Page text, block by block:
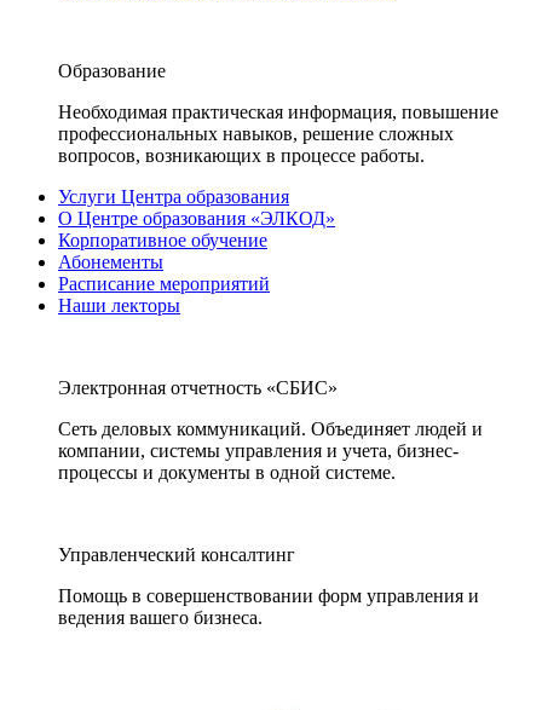
Образование
Необходимая практическая информация, повышение
профессиональных навыков, решение сложных
вопросов, возникающих в процессе работы.
Услуги Центра образования
О Центре образования «ЭЛКОД»
Корпоративное обучение
Абонементы
Расписание мероприятий
Наши лекторы
Электронная отчетность «СБИС»
Сеть деловых коммуникаций. Объединяет людей и
компании, системы управления и учета, бизнес-
процессы и документы в одной системе.
Управленческий консалтинг
Помощь в совершенствовании форм управления и
ведения вашего бизнеса.